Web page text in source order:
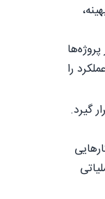
را
گیرد.